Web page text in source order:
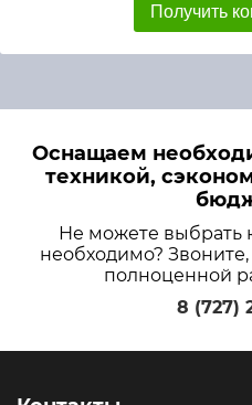
Получить
Оснащаем
техникой,
Не можете выбрать
необходимо?
полноценной
8 (727)